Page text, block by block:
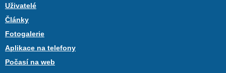
Uživatelé
Články
Fotogalerie
Aplikace na telefony
Počasí na web